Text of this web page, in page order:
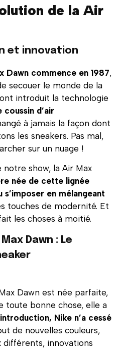
de la Air
et innovation
Dawn commence en 1987,
secouer le monde de la
introduit la technologie
d’air
à jamais la façon dont
les sneakers. Pas mal,
sur un nuage !
notre show, la Air Max
née de cette lignée
en mélangeant
touches de modernité. Et
les choses à moitié.
Dawn : Le
Dawn est née parfaite,
bonne chose, elle a
Nike n’a cessé
de nouvelles couleurs,
différents, innovations